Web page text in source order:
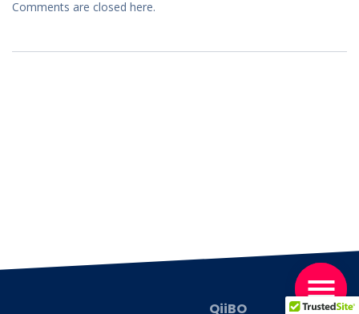
Comments are closed here.
QiiBO